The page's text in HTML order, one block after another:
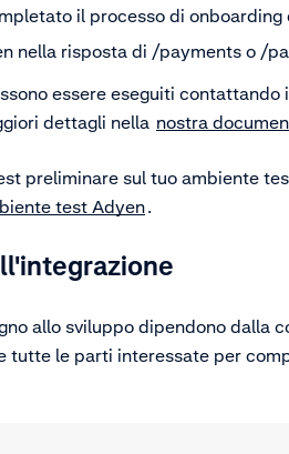
il processo di onboarding
nella risposta di /payments o /
essere eseguiti
dettagli nella nostra
preliminare sul tuo ambiente
test Adyen.
allo sviluppo dipendono dalla
tutte le parti interessate per